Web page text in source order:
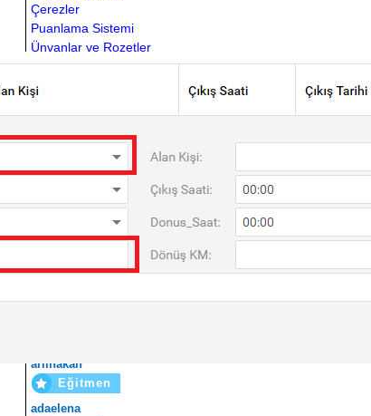
Çerezler
Puanlama Sistemi
Ünvanlar ve Rozetler
Nasıl Çalışır?
Lisanslar
Sayaçlar
240Cevap
94Yorum
Son Verilen Ünvan ve Rozetler
arlihakan
arlihakan
Eğitmen
adaelena